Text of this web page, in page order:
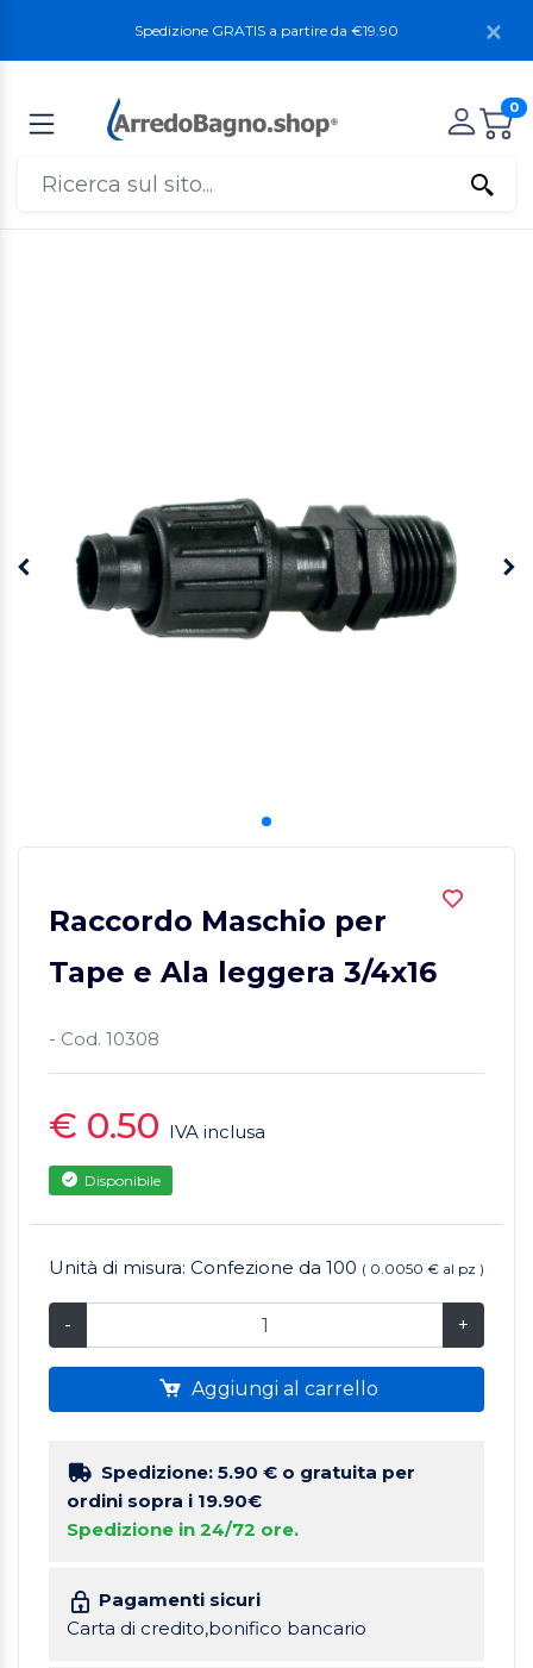
Spedizione GRATIS a partire da €19.90
0
Raccordo Maschio per
Tape e Ala leggera 3/4x16
- Cod. 10308
€ 0.50 IVA inclusa
Disponibile
Unità di misura: Confezione da 100 ( 0.0050 € al pz )
- +
Aggiungi al carrello
Spedizione: 5.90 €o gratuita per
ordini sopra i 19.90€
Spedizione in 24/72 ore.
Pagamenti sicuri
Carta di credito,bonifico bancario